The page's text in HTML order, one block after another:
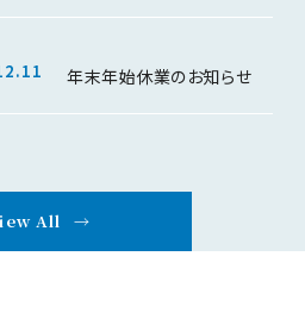
年末年始休業のお知らせ
All